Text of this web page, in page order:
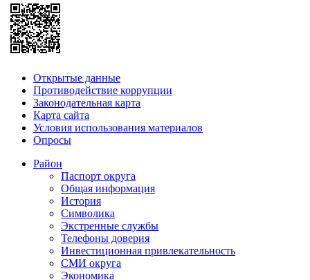
Открытые данные
Противодействие коррупции
Законодательная карта
Карта сайта
Условия использования материалов
Опросы
Район
Паспорт округа
Общая информация
История
Символика
Экстренные службы
Телефоны доверия
Инвестиционная привлекательность
СМИ округа
Экономика